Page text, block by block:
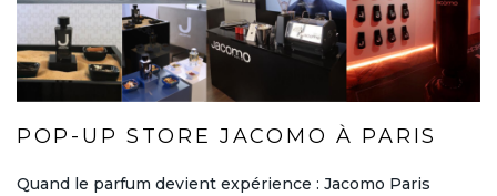
POP-UP STORE JACOMO À PARIS
Quand le parfum devient expérience : Jacomo Paris